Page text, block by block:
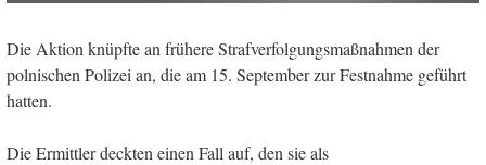
Die Aktion knüpfte an frühere Strafverfolgungsmaßnahmen der
polnischen Polizei an, die am 15. September zur Festnahme geführt
hatten.
Die Ermittler deckten einen Fall auf, den sie als